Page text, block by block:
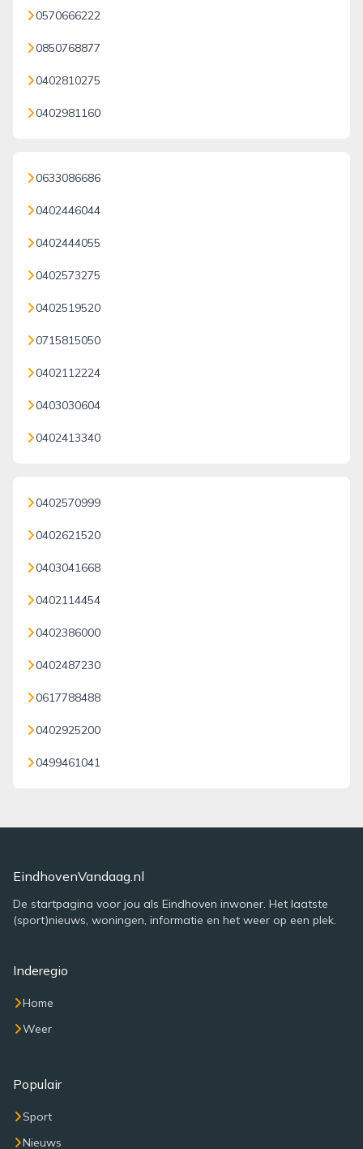
0570666222
0850768877
0402810275
0402981160
0633086686
0402446044
0402444055
0402573275
0402519520
0715815050
0402112224
0403030604
0402413340
0402570999
0402621520
0403041668
0402114454
0402386000
0402487230
0617788488
0402925200
0499461041
EindhovenVandaag.nl
De startpagina voor jou als Eindhoven inwoner. Het laatste
(sport)nieuws, woningen, informatie en het weer op een plek.
Inderegio
Home
Weer
Populair
Sport
Nieuws